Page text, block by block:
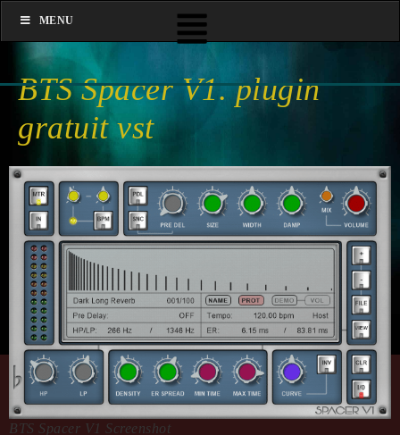
BTS Spacer V1. plugin
gratuit vst
BTS Spacer V1 Screenshot
MENU